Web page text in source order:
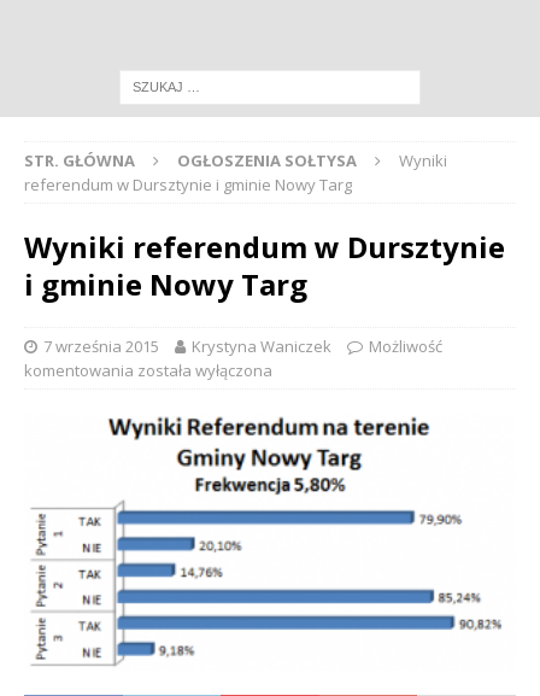
STR. GŁÓWNA OGŁOSZENIA SOŁTYSA
Wyniki
referendum w Dursztynie i gminie Nowy Targ
Wyniki referendum w Dursztynie
i gminie Nowy Targ
7 września 2015 Krystyna Waniczek
Możliwość
komentowania została wyłączona